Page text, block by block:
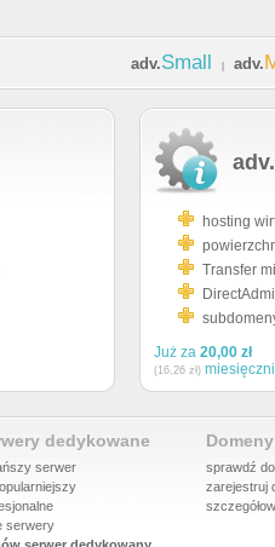
adv.Small adv.
adv.
hosting
Transfer
Już za 20,00 zł
(16,26 zł)
dedykowane
serwer
serwery
sprawdź
zarejestruj